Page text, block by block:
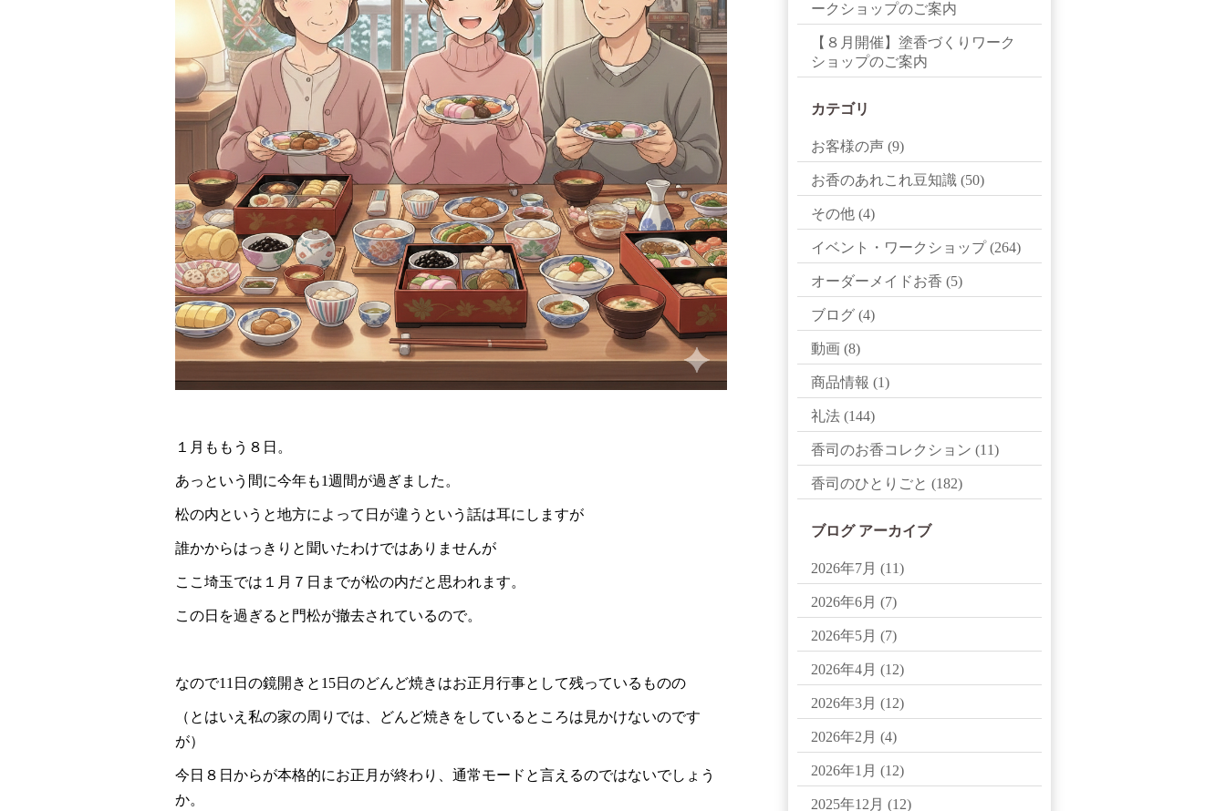
１月ももう８日。
あっという間に今年も1週間が過ぎました。
松の内というと地方によって日が違うという話は耳にしますが
誰かからはっきりと聞いたわけではありませんが
ここ埼玉では１月７日までが松の内だと思われます。
この日を過ぎると門松が撤去されているので。
なので11日の鏡開きと15日のどんど焼きはお正月行事として残っているものの
（とはいえ私の家の周りでは、どんど焼きをしているところは見かけないのです
が）
今日８日からが本格的にお正月が終わり、通常モードと言えるのではないでしょう
か。
ークショップのご案内
【８月開催】塗香づくりワーク
ショップのご案内
カテゴリ
お客様の声 (9)
お香のあれこれ豆知識 (50)
その他 (4)
イベント・ワークショップ(264)
オーダーメイドお香 (5)
ブログ (4)
動画 (8)
商品情報 (1)
礼法 (144)
香司のお香コレクション (11)
香司のひとりごと (182)
ブログ アーカイブ
2026年7月 (11)
2026年6月 (7)
2026年5月 (7)
2026年4月 (12)
2026年3月 (12)
2026年2月 (4)
2026年1月 (12)
2025年12月 (12)